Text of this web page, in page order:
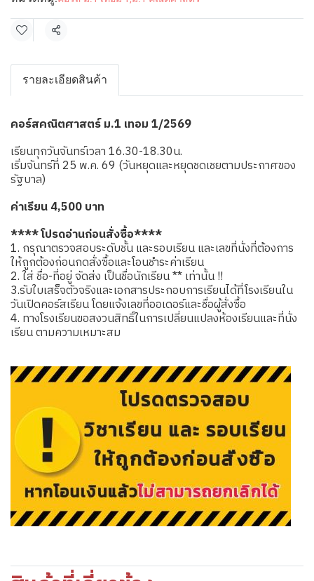
แชร์
รายละเอียดสินค้า
คอร์สคณิตศาสตร์ ม.1 เทอม 1/2569
เรียนทุกวันจันทร์เวลา 16.30-18.30น.
เริ่มจันทร์ที่ 25 พ.ค. 69 (วันหยุดและหยุดชดเชยตามประกาศของ
รัฐบาล)
ค่าเรียน 4,500 บาท
**** โปรดอ่านก่อนสั่งซื้อ****
1. กรุณาตรวจสอบระดับชั้น และรอบเรียน และเลขที่นั่งที่ต้องการ
ให้ถูกต้องก่อนกดสั่งซื้อและโอนชำระค่าเรียน
2. ใส่ ชื่อ-ที่อยู่ จัดส่ง เป็นชื่อนักเรียน ** เท่านั้น !!
3.รับใบเสร็จตัวจริงและเอกสารประกอบการเรียนได้ที่โรงเรียนใน
วันเปิดคอร์สเรียน โดยแจ้งเลขที่ออเดอร์และชื่อผู้สั่งซื้อ
4. ทางโรงเรียนขอสงวนสิทธิ์ในการเปลี่ยนแปลงห้องเรียนและที่นั่ง
เรียน ตามความเหมาะสม